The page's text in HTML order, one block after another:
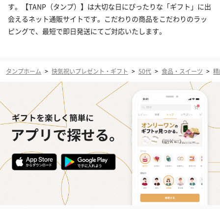
す。【TANP（タンプ）】は大切な日にぴったりな「ギフト」に出
会えるネット通販サイトです。こだわりの商品をこだわりのラッ
ピングで、最短で即日発送にてご対応いたします。
タンプホーム > 快気祝いプレゼント・ギフト > 50代 > 食品・スイーツ >